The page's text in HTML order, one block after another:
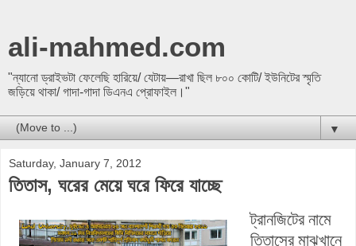
ali-mahmed.com
"ন্যানো ড্রাইভটা ফেলেছি হারিয়ে/ যেটায়—রাখা ছিল ৮০০ কোটি/ ইউনিটের স্মৃতি
জড়িয়ে থাকা/ গাদা-গাদা ডিএনএ প্রোফাইল।"
▼
Saturday, January 7, 2012
তিতাস, ঘরের মেয়ে ঘরে ফিরে যাচ্ছে
­ট্রানজিটের নামে
তিতাসের মাঝখানে